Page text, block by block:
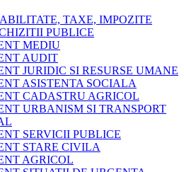
TAXE, IMPOZITE
PUBLICE
MEDIU
AUDIT
JURIDIC SI RESURSE UMANE
ASISTENTA SOCIALA
CADASTRU AGRICOL
URBANISM SI TRANSPORT
SERVICII PUBLICE
STARE CIVILA
AGRICOL